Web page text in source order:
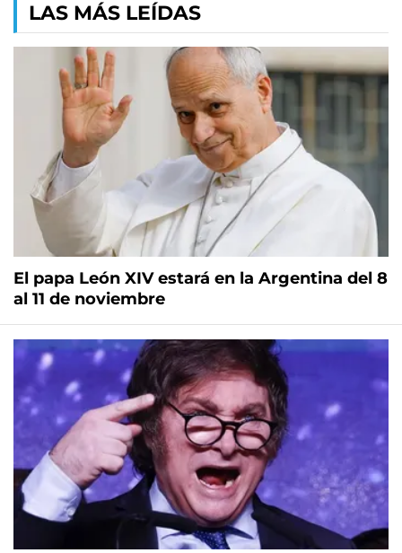
LAS MÁS LEÍDAS
El papa León XIV estará en la Argentina del 8
al 11 de noviembre